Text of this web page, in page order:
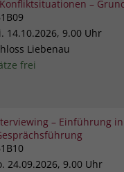
–
14.10.2026, 9.00 Uhr
Liebenau
frei
– Einführung
24.09.2026, 9.00 Uhr